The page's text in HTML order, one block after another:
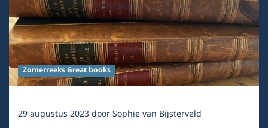
Zomerreeks Great books
29 augustus 2023doorSophie van Bijsterveld